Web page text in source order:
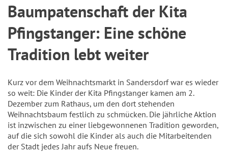
Baumpatenschaft der Kita
Pfingstanger: Eine schöne
Tradition lebt weiter
Kurz vor dem Weihnachtsmarkt in Sandersdorf war es wieder
so weit: Die Kinder der Kita Pfingstanger kamen am 2.
Dezember zum Rathaus, um den dort stehenden
Weihnachtsbaum festlich zu schmücken. Die jährliche Aktion
ist inzwischen zu einer liebgewonnenen Tradition geworden,
auf die sich sowohl die Kinder als auch die Mitarbeitenden
der Stadt jedes Jahr aufs Neue freuen.